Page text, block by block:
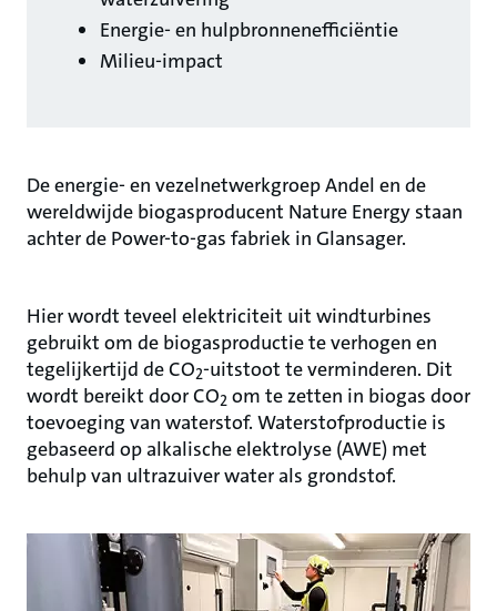
Energie- en hulpbronnenefficiëntie
Milieu-impact
De energie- en vezelnetwerkgroep Andel en de
wereldwijde biogasproducent Nature Energy staan
achter de Power-to-gas fabriek in Glansager.
Hier wordt teveel elektriciteit uit windturbines
gebruikt om de biogasproductie te verhogen en
tegelijkertijd de CO2-uitstoot te verminderen. Dit
wordt bereikt door CO2 om te zetten in biogas door
toevoeging van waterstof. Waterstofproductie is
gebaseerd op alkalische elektrolyse (AWE) met
behulp van ultrazuiver water als grondstof.